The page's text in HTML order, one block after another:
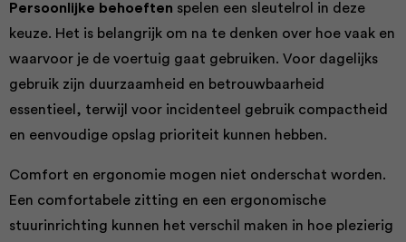
Persoonlijke behoeften spelen een sleutelrol in deze
keuze. Het is belangrijk om na te denken over hoe vaak en
waarvoor je de voertuig gaat gebruiken. Voor dagelijks
gebruik zijn duurzaamheid en betrouwbaarheid
essentieel, terwijl voor incidenteel gebruik compactheid
en eenvoudige opslag prioriteit kunnen hebben.
Comfort en ergonomie mogen niet onderschat worden.
Een comfortabele zitting en een ergonomische
stuurinrichting kunnen het verschil maken in hoe plezierig